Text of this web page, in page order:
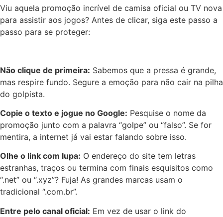
Viu aquela promoção incrível de camisa oficial ou TV nova
para assistir aos jogos? Antes de clicar, siga este passo a
passo para se proteger:
Não clique de primeira: Sabemos que a pressa é grande,
mas respire fundo. Segure a emoção para não cair na pilha
do golpista.
Copie o texto e jogue no Google: Pesquise o nome da
promoção junto com a palavra “golpe” ou “falso”. Se for
mentira, a internet já vai estar falando sobre isso.
Olhe o link com lupa: O endereço do site tem letras
estranhas, traços ou termina com finais esquisitos como
“.net” ou “.xyz”? Fuja! As grandes marcas usam o
tradicional “.com.br”.
Entre pelo canal oficial: Em vez de usar o link do